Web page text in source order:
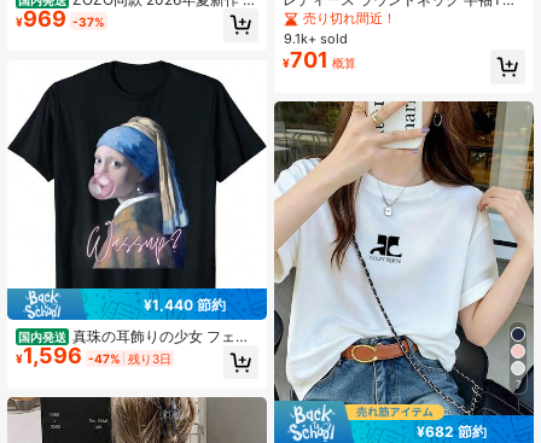
国風プレミアム・アップグレード版
レディース 綿100% プリント柄 半袖
らかい肌触り 通気性抜群 夏新作 普
段着 通勤着 おしゃれデイリーカジュ
アルトップス
¥969 -37%
¥1,440 節約
国内発送 真珠の耳飾りの少女 フェル
メール 面白い オルタード アート Wa
ssup Tシャツ
¥1,596 -47% 残り3日
ャツ 夏新作 レタープリント アメリ
カンホットガール風 ファッション カ
ジュアル 万能 スリムフィット クロ
ップド丈トップス
売り切れ間近！
9.1k+ sold
¥701 概算
7
¥682 節約